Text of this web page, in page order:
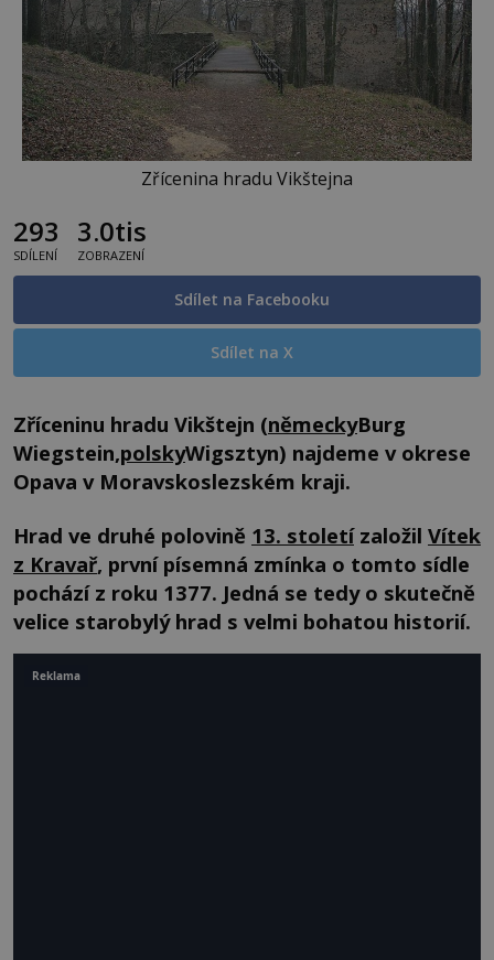
Zřícenina hradu Vikštejna
293
SDÍLENÍ
3.0tis
ZOBRAZENÍ
Sdílet na Facebooku
Sdílet na X
Zříceninu hradu Vikštejn (německyBurg
Wiegstein,polskyWigsztyn) najdeme v okrese
Opava v Moravskoslezském kraji.
Hrad ve druhé polovině 13. stoletízaložil Vítek
z Kravař, první písemná zmínka o tomto sídle
pochází z roku 1377. Jedná se tedy o skutečně
velice starobylý hrad s velmi bohatou historií.
Reklama